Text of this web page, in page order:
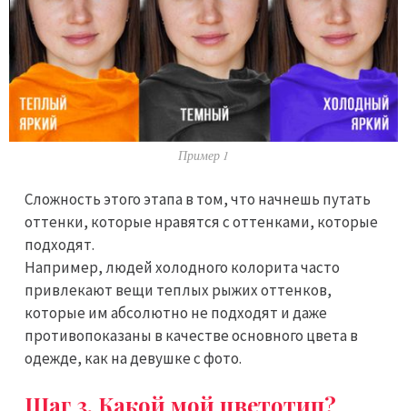
Пример 1
Сложность этого этапа в том, что начнешь путать
оттенки, которые нравятся с оттенками, которые
подходят.
Например, людей холодного колорита часто
привлекают вещи теплых рыжих оттенков,
которые им абсолютно не подходят и даже
противопоказаны в качестве основного цвета в
одежде, как на девушке с фото.
Шаг 3. Какой мой цветотип?